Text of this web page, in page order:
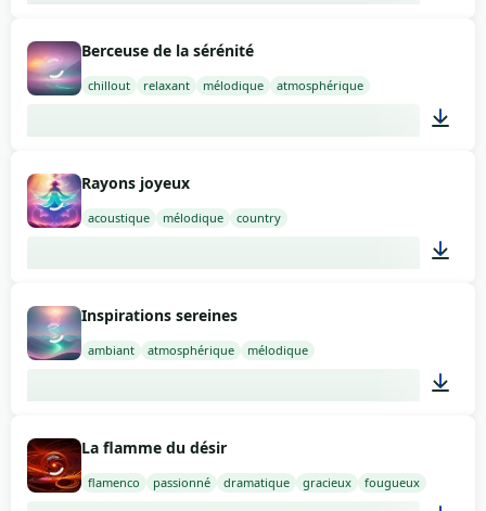
Berceuse de la sérénité
chillout relaxant mélodique atmosphérique
Rayons joyeux
acoustique mélodique country
Inspirations sereines
ambiant atmosphérique mélodique
La flamme du désir
flamenco passionné dramatique gracieux fougueux